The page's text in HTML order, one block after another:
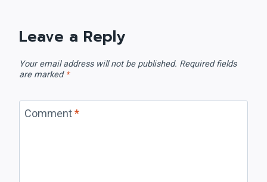
Leave a Reply
Your email address will not be published. Required fields
are marked*
Comment*